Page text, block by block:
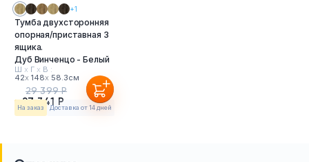
+1
Тумба двухсторонняя
опорная/приставная 3
ящика.
Дуб Винченцо - Белый
Ш х Г х В :
42х 148х 58.3см
27 341 Р
29 399 Р
На заказ Доставка от 14 дней